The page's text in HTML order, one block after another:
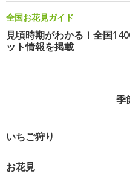
全国お花見ガイド
見頃時期がわかる！全国
ット情報を掲載
季
いちご狩り
お花見